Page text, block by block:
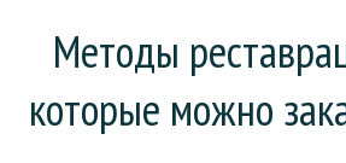
Методы
которые можно